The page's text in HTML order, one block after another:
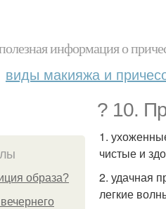
информация о
виды макияжа и
? 10.
образа?
1.
чистые и
2. удачная
легкие